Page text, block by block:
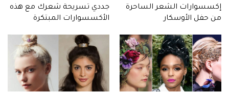
إكسسوارات الشعر الساحرة
من حفل الأوسكار
جددي تسريحة شعرك مع هذه
الأكسسوارات المبتكرة